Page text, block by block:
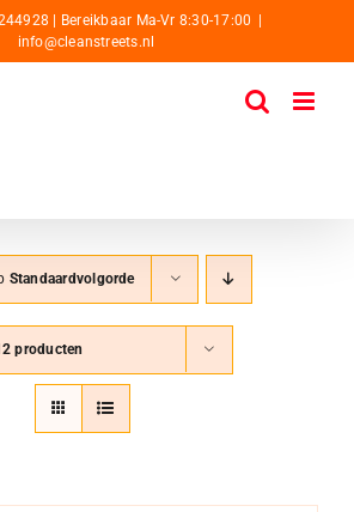
| Bereikbaar Ma-Vr 8:30-17:00
info@cleanstreets.nl
Standaardvolgorde
producten